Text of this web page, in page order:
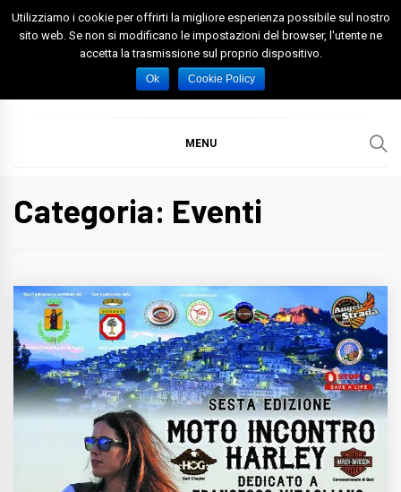
Skip
Spazio Foggia
Foggia News Calcio Eventi e Attività nella Capitanata
MENU
Categoria: Eventi
Utilizziamo i cookie per offrirti la migliore esperienza possibile sul nostro
sito web. Se non si modificano le impostazioni del browser, l'utente ne
accetta la trasmissione sul proprio dispositivo.
Ok Cookie Policy